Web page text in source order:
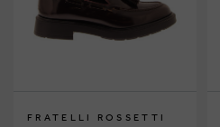
FRATELLI ROSSETTI